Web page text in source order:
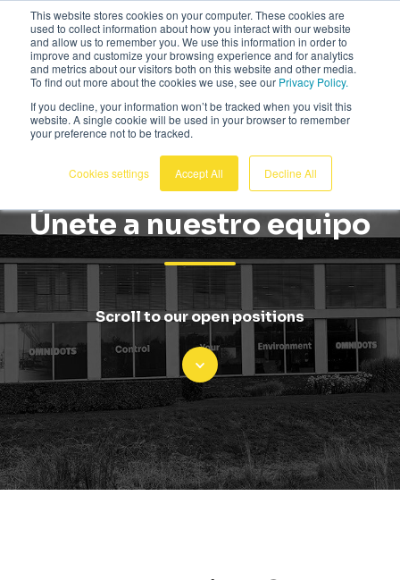
This website stores cookies on your computer. These cookies are
used to collect information about how you interact with our website
and allow us to remember you. We use this information in order to
improve and customize your browsing experience and for analytics
and metrics about our visitors both on this website and other media.
To find out more about the cookies we use, see our Privacy Policy.
If you decline, your information won’t be tracked when you visit this
website. A single cookie will be used in your browser to remember
your preference not to be tracked.
Cookies settings Accept All Decline All
Español
Únete a nuestro equipo
Scroll to our open positions
Scroll